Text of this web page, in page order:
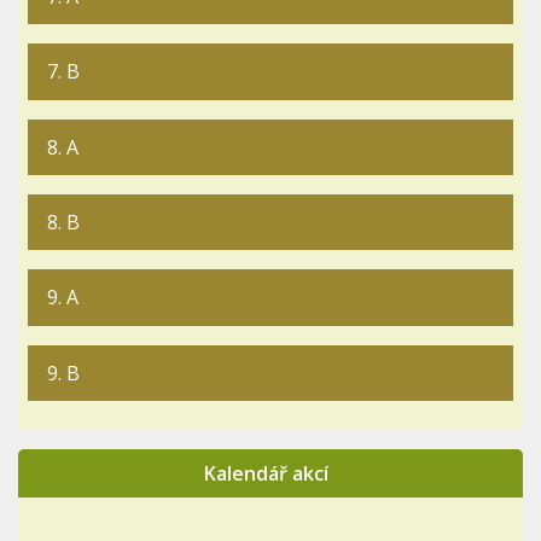
7. B
8. A
8. B
9. A
9. B
Kalendář akcí